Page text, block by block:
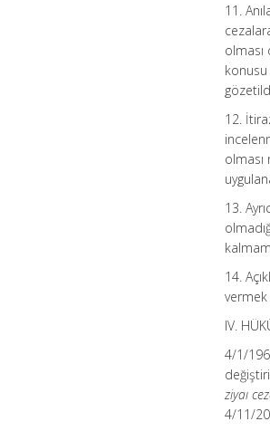
11.
konusu
12.
olması
13.
14.
vermek
IV.
4/1/
ziyaı
4/11/